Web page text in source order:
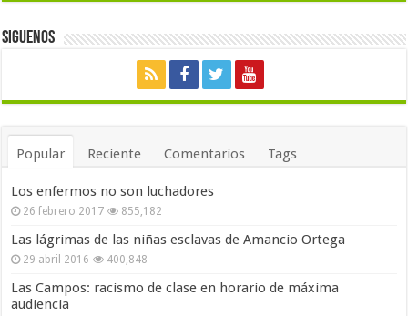
Siguenos
Popular Reciente Comentarios Tags
Los enfermos no son luchadores
26 febrero 2017 855,182
Las lágrimas de las niñas esclavas de Amancio Ortega
29 abril 2016 400,848
Las Campos: racismo de clase en horario de máxima
audiencia